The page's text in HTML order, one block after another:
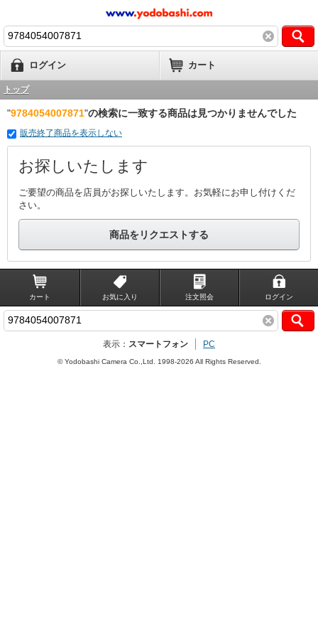
ログイン カート
トップ
"9784054007871"の検索に一致する商品は見つかりませんでした
販売終了商品を表示しない
お探しいたします
ご要望の商品を店員がお探しいたします。お気軽にお申し付けくだ
さい。
商品をリクエストする
カート お気に入り 注文照会 ログイン
表示： スマートフォン PC
© Yodobashi Camera Co.,Ltd. 1998-2026 All Rights Reserved.